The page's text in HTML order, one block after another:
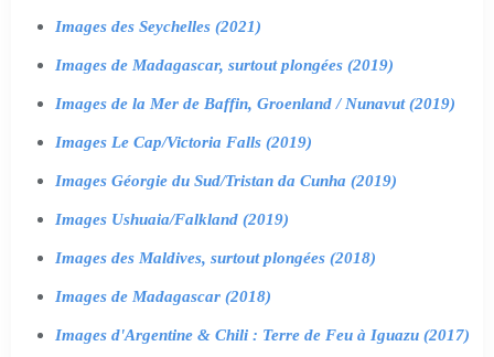
Images des Seychelles (2021)
Images de Madagascar, surtout plongées (2019)
Images de la Mer de Baffin, Groenland / Nunavut (2019)
Images Le Cap/Victoria Falls (2019)
Images Géorgie du Sud/Tristan da Cunha (2019)
Images Ushuaia/Falkland (2019)
Images des Maldives, surtout plongées (2018)
Images de Madagascar (2018)
Images d'Argentine & Chili : Terre de Feu à Iguazu (2017)